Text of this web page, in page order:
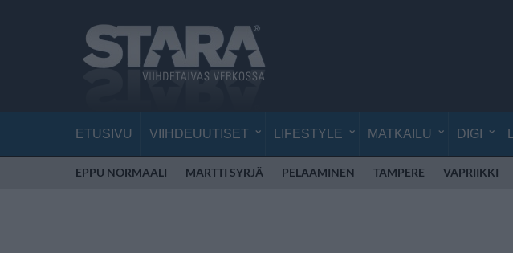
ETUSIVU VIIHDEUUTISET LIFESTYLE MATKAILU DIGI
EPPU NORMAALI MARTTI SYRJÄ PELAAMINEN TAMPERE VAPRIIKKI